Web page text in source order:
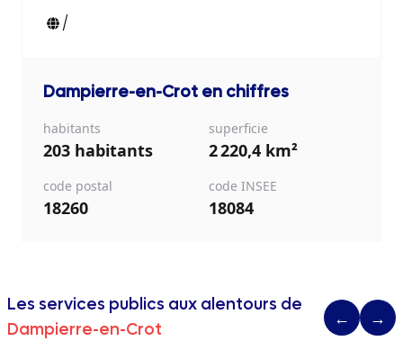
/
Dampierre-en-Crot en chiffres
habitants
203 habitants
superficie
2 220,4 km²
code postal
18260
code INSEE
18084
Les services publics aux alentours de
Dampierre-en-Crot
← →